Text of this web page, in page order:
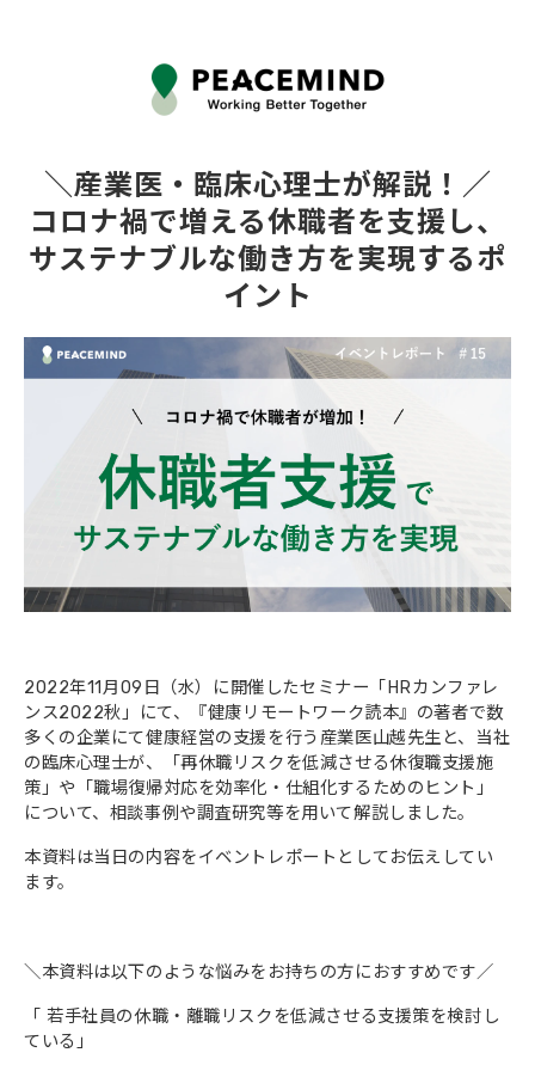
＼産業医・臨床心理士が解説！／
コロナ禍で増える休職者を支援し、
サステナブルな働き方を実現するポ
イント
2022年11月09日（水）に開催したセミナー「HRカンファレ
ンス2022秋」にて、『健康リモートワーク読本』の著者で数
多くの企業にて健康経営の支援を行う産業医山越先生と、当社
の臨床心理士が、「再休職リスクを低減させる休復職支援施
策」や「職場復帰対応を効率化・仕組化するためのヒント」
について、相談事例や調査研究等を用いて解説しました。
本資料は当日の内容をイベントレポートとしてお伝えしてい
ます。
＼本資料は以下のような悩みをお持ちの方におすすめです／
「 若手社員の休職・離職リスクを低減させる支援策を検討し
ている」